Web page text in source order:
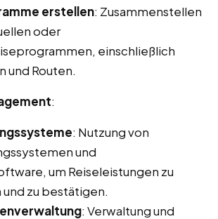
erstellen: Zusammenstellen
oder
einschließlich
und Routen.
:
: Nutzung von
und
um Reiseleistungen zu
zu bestätigen.
: Verwaltung und